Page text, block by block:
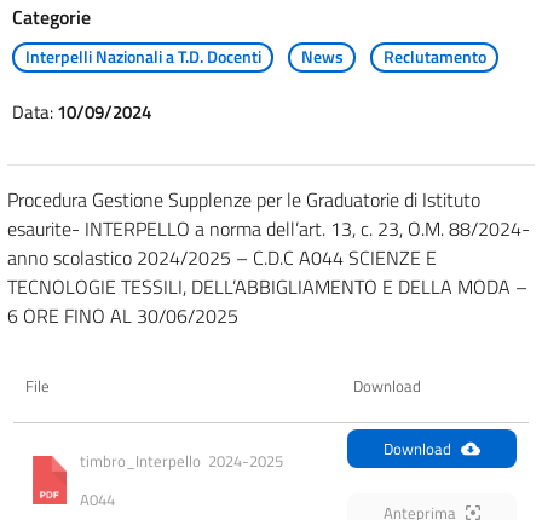
Categorie
Interpelli Nazionali a T.D. Docenti News Reclutamento
Data:10/09/2024
Procedura Gestione Supplenze per le Graduatorie di Istituto
esaurite- INTERPELLO a norma dell’art. 13, c. 23, O.M. 88/2024-
anno scolastico 2024/2025 – C.D.C A044 SCIENZE E
TECNOLOGIE TESSILI, DELL’ABBIGLIAMENTO E DELLA MODA –
6 ORE FINO AL 30/06/2025
File Download
timbro_Interpello  2024-2025
A044
Download
Anteprima